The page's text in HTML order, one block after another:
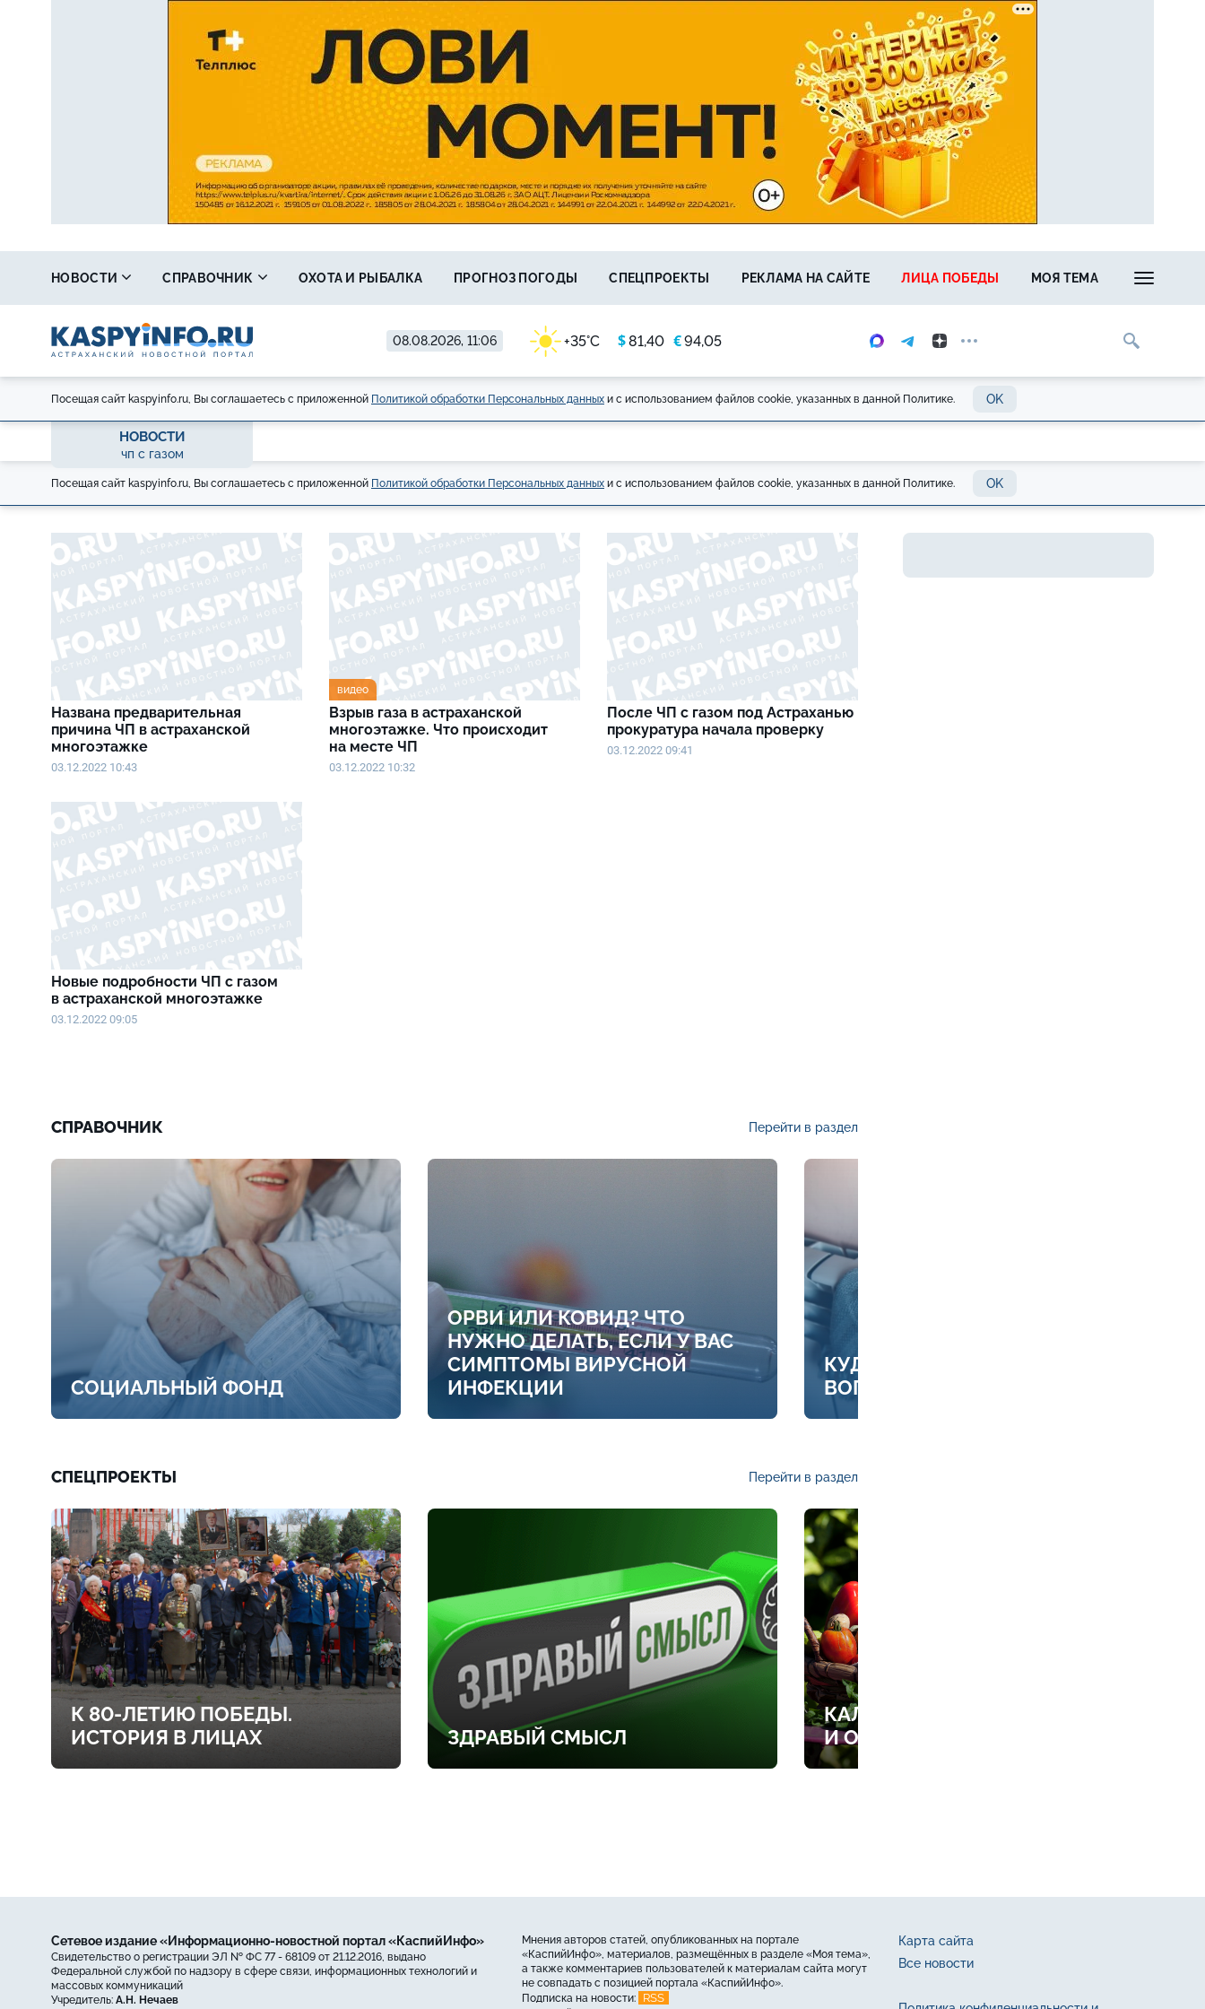
08.08.2026, 11:06 +35°C $81,40 €94,05
НОВОСТИ СПРАВОЧНИК ОХОТА И РЫБАЛКА ПРОГНОЗ ПОГОДЫ СПЕЦПРОЕКТЫ РЕКЛАМА НА САЙТЕ ЛИЦА ПОБЕДЫ МОЯ ТЕМА
Посещая сайт kaspyinfo.ru, Вы соглашаетесь с приложенной Политикой обработки Персональных данных и с использованием файлов cookie, указанных в данной Политике. OK
НОВОСТИ
чп с газом
Посещая сайт kaspyinfo.ru, Вы соглашаетесь с приложенной Политикой обработки Персональных данных и с использованием файлов cookie, указанных в данной Политике. OK
Названа предварительная
причина ЧП в астраханской
многоэтажке
03.12.2022 10:43
видео
Взрыв газа в астраханской
многоэтажке. Что происходит
на месте ЧП
03.12.2022 10:32
После ЧП с газом под Астраханью
прокуратура начала проверку
03.12.2022 09:41
Новые подробности ЧП с газом
в астраханской многоэтажке
03.12.2022 09:05
СПРАВОЧНИК Перейти в раздел
СОЦИАЛЬНЫЙ ФОНД
ОРВИ ИЛИ КОВИД? ЧТО
НУЖНО ДЕЛАТЬ, ЕСЛИ У ВАС
СИМПТОМЫ ВИРУСНОЙ
ИНФЕКЦИИ
КУДА ЗВОНИТЬ, ЕСЛИ ЕСТЬ
ВОПРОСЫ ПО ОТОПЛЕНИЮ
СПЕЦПРОЕКТЫ Перейти в раздел
К 80-ЛЕТИЮ ПОБЕДЫ.
ИСТОРИЯ В ЛИЦАХ
ЗДРАВЫЙ СМЫСЛ
КАЛЕНДАРЬ РАБОТ В САДУ
И ОГОРОДЕ
Сетевое издание «Информационно-новостной портал «КаспийИнфо»
Свидетельство о регистрации ЭЛ № ФС 77 - 68109 от 21.12.2016, выдано
Федеральной службой по надзору в сфере связи, информационных технологий и
массовых коммуникаций
Учредитель: А.Н. Нечаев
Мнения авторов статей, опубликованных на портале
«КаспийИнфо», материалов, размещённых в разделе «Моя тема»,
а также комментариев пользователей к материалам сайта могут
не совпадать с позицией портала «КаспийИнфо».
Подписка на новости:
RSS
Карта сайта
Все новости